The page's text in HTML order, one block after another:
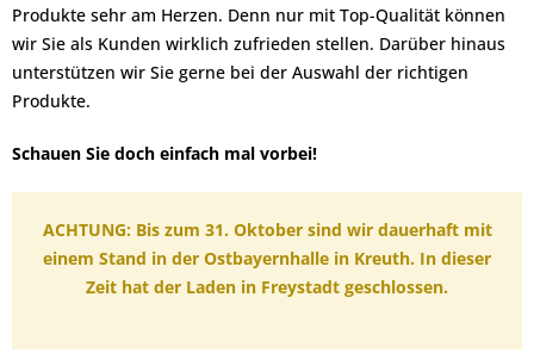
Produkte sehr am Herzen. Denn nur mit Top-Qualität können
wir Sie als Kunden wirklich zufrieden stellen. Darüber hinaus
unterstützen wir Sie gerne bei der Auswahl der richtigen
Produkte.
Schauen Sie doch einfach mal vorbei!
ACHTUNG: Bis zum 31. Oktober sind wir dauerhaft mit
einem Stand in der Ostbayernhalle in Kreuth. In dieser
Zeit hat der Laden in Freystadt geschlossen.